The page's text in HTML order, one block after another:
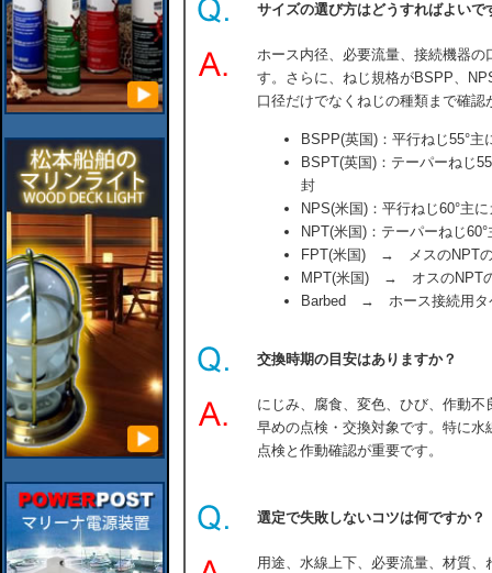
サイズの選び方はどうすればよいで
ホース内径、必要流量、接続機器
す。さらに、ねじ規格がBSPP、
口径だけでなくねじの種類まで確認
BSPP(英国)：平行ねじ55°
BSPT(英国)：テーパーねじ
封
NPS(米国)：平行ねじ60°主
NPT(米国)：テーパーねじ
FPT(米国) → メスのNPT
MPT(米国) → オスのNPT
Barbed → ホース接続用タ
交換時期の目安はありますか？
にじみ、腐食、変色、ひび、作動
早めの点検・交換対象です。特に
点検と作動確認が重要です。
選定で失敗しないコツは何ですか？
用途、水線上下、必要流量、材質